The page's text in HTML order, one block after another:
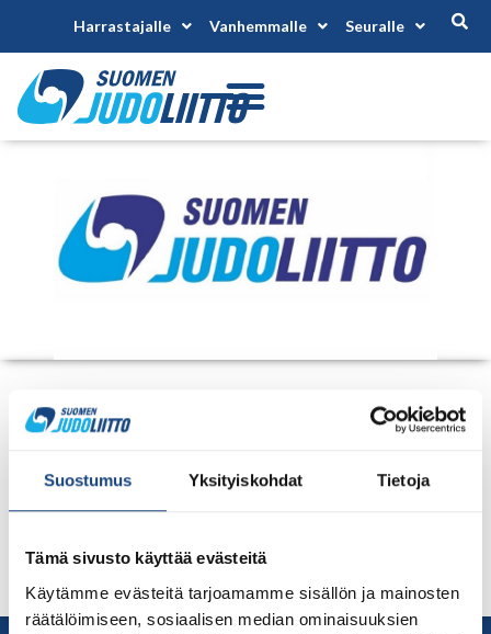
Suostumus Yksityiskohdat Tietoja
Tämä sivusto käyttää evästeitä
Käytämme evästeitä tarjoamamme sisällön ja mainosten
räätälöimiseen, sosiaalisen median ominaisuuksien
Harrastajalle Vanhemmalle Seuralle
SWEDISH ADAPTED JUDON
OPEN LINDESBERG
Alkaa 14.5.2026
Päättyy 16.5.2026